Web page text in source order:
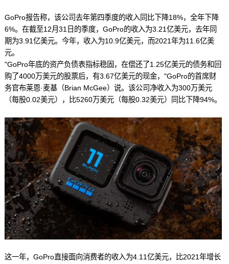
GoPro报告称，该公司去年第四季度的收入同比下降18%，全年下降
6%。在截至12月31日的季度，GoPro的收入为3.21亿美元，去年同
期为3.91亿美元。今年，收入为10.9亿美元，而2021年为11.6亿美
元。
"GoPro年底的资产负债表指标稳固，在偿还了1.25亿美元的债务和回
购了4000万美元的股票后，有3.67亿美元的现金，"GoPro的首席财
务官布莱恩·麦基（Brian McGee）说。该公司净收入为300万美元
（每股0.02美元），比5260万美元（每股0.32美元）同比下降94%。
这一年，GoPro直接面向消费者的收入为4.11亿美元，比2021年增长